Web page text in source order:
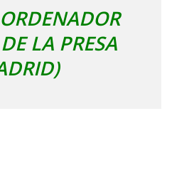
LA PRESA